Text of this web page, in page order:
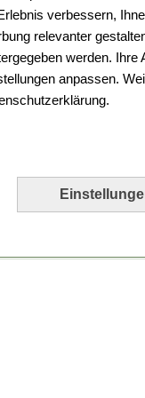
verbessern,
relevanter
werden. Ihre
anpassen.
Da ist
Leider ist ein
Bitte